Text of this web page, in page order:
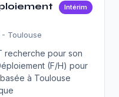
Intérim
- Toulouse
recherche pour son
(F/H) pour
à Toulouse